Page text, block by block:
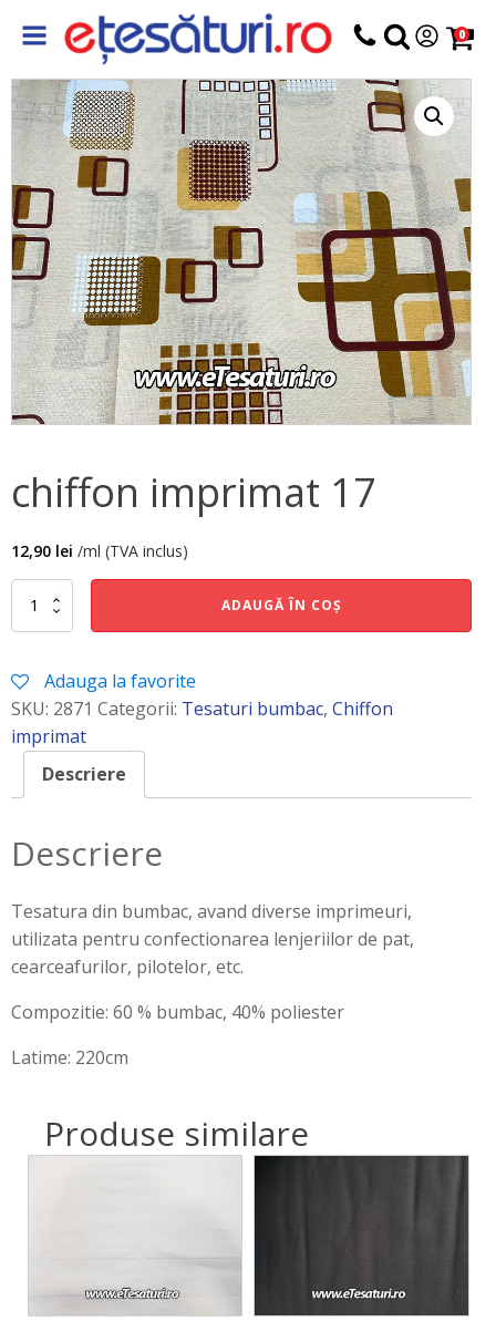
0
chiffon imprimat 17
12,90 lei /ml (TVA inclus)
Cantitate
ADAUGĂ ÎN COȘ
Adauga la favorite
SKU: 2871 Categorii: Tesaturi bumbac, Chiffon
imprimat
Descriere
Descriere
Tesatura din bumbac, avand diverse imprimeuri,
utilizata pentru confectionarea lenjeriilor de pat,
cearceafurilor, pilotelor, etc.
Compozitie: 60 % bumbac, 40% poliester
Latime: 220cm
Produse similare